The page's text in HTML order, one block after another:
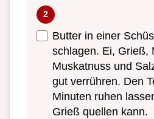
Butter in einer
schlagen. Ei, Grieß,
Muskatnuss und
gut verrühren. Den
Minuten ruhen
Grieß quellen kann.